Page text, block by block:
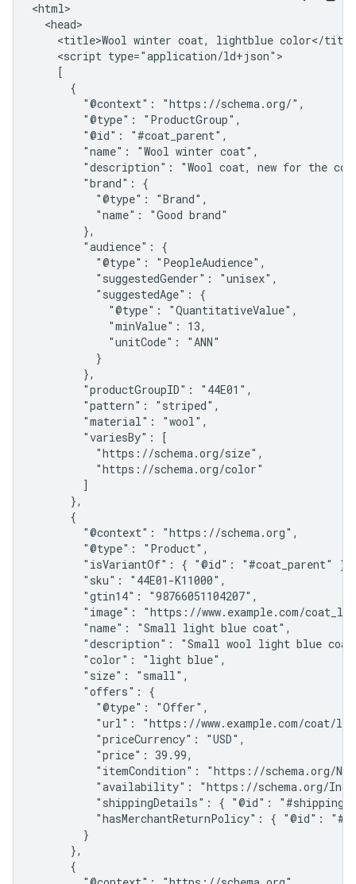
<html>
  <head>
<title>Wool winter coat, lightblue color</
    <script type="application/ld+json">
    [
      {
        "@context": "https://schema.org/",
        "@type": "ProductGroup",
        "@id": "#coat_parent",
        "name": "Wool winter coat",
"description": "Wool coat, new for the
        "brand": {
          "@type": "Brand",
          "name": "Good brand"
        },
        "audience": {
          "@type": "PeopleAudience",
          "suggestedGender": "unisex",
          "suggestedAge": {
            "@type": "QuantitativeValue",
            "minValue": 13,
            "unitCode": "ANN"
          }
        },
        "productGroupID": "44E01",
        "pattern": "striped",
        "material": "wool",
        "variesBy": [
          "https://schema.org/size",
          "https://schema.org/color"
        ]
      },
      {
        "@context": "https://schema.org",
        "@type": "Product",
        "isVariantOf": { "@id": "#coat_parent" },
        "sku": "44E01-K11000",
        "gtin14": "98766051104207",
"image": "https://www.example.com/
        "name": "Small light blue coat",
"description": "Small wool light blue
        "color": "light blue",
        "size": "small",
        "offers": {
          "@type": "Offer",
"url": "https://www.example.com/coat/
          "priceCurrency": "USD",
          "price": 39.99,
"itemCondition": "https://schema.org/
"availability": "https://schema.org/
"shippingDetails": { "@id":
"hasMerchantReturnPolicy": { "@id":
        }
      },
      {